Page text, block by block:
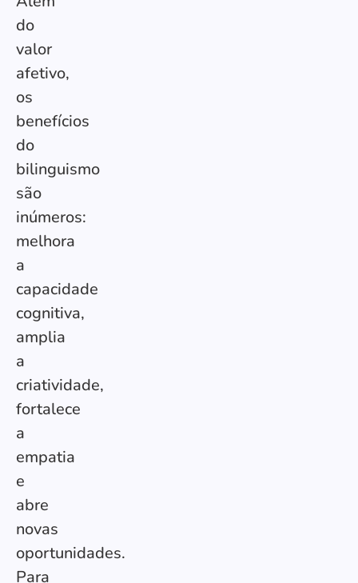
do
valor
afetivo,
os
benefícios
do
bilinguismo
são
inúmeros:
melhora
a
capacidade
cognitiva,
amplia
a
criatividade,
fortalece
a
empatia
e
abre
novas
oportunidades.
Para